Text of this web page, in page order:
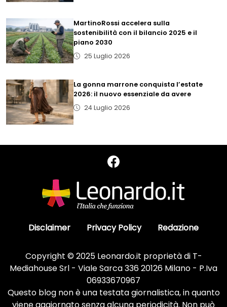
MartinoRossi accelera sulla
sostenibilità con il bilancio 2025 e il
piano 2030
25 Luglio 2026
La gonna marrone conquista l’estate
2026: il nuovo essenziale da avere
24 Luglio 2026
Disclaimer Privacy Policy Redazione
Copyright © 2025 Leonardo.it proprietà di T-
Mediahouse Srl - Viale Sarca 336 20126 Milano - P.Iva
06933670967
Questo blog non è una testata giornalistica, in quanto